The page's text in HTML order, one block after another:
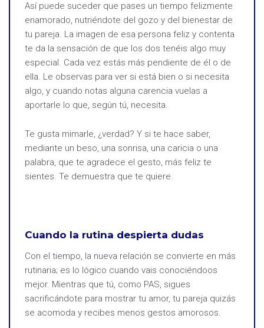
Así puede suceder que pases un tiempo felizmente
enamorado, nutriéndote del gozo y del bienestar de
tu pareja. La imagen de esa persona feliz y contenta
te da la sensación de que los dos tenéis algo muy
especial. Cada vez estás más pendiente de él o de
ella. Le observas para ver si está bien o si necesita
algo, y cuando notas alguna carencia vuelas a
aportarle lo que, según tú, necesita.
Te gusta mimarle, ¿verdad? Y si te hace saber,
mediante un beso, una sonrisa, una caricia o una
palabra, que te agradece el gesto, más feliz te
sientes. Te demuestra que te quiere.
Cuando la rutina despierta dudas
Con el tiempo, la nueva relación se convierte en más
rutinaria; es lo lógico cuando vais conociéndoos
mejor. Mientras que tú, como PAS, sigues
sacrificándote para mostrar tu amor, tu pareja quizás
se acomoda y recibes menos gestos amorosos.